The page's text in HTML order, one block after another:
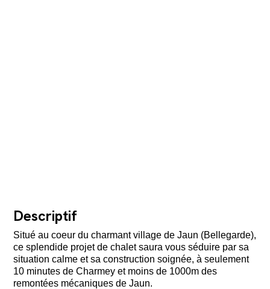
Descriptif
Situé au coeur du charmant village de Jaun (Bellegarde),
ce splendide projet de chalet saura vous séduire par sa
situation calme et sa construction soignée, à seulement
10 minutes de Charmey et moins de 1000m des
remontées mécaniques de Jaun.